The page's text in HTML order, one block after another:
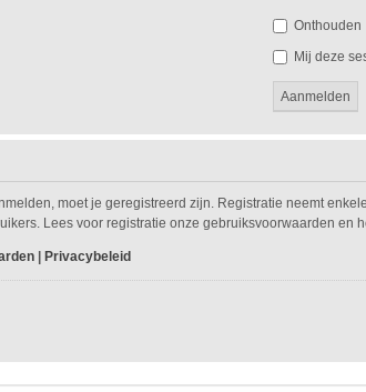
Onthouden
Mij deze
moet je geregistreerd zijn. Registratie neemt
Lees voor registratie onze gebruiksvoorwaarden
Privacybeleid